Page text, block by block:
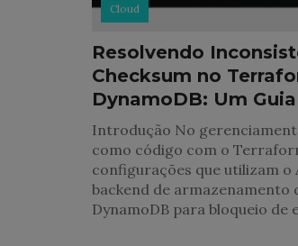
Cloud
Resolvendo
Checksum no
DynamoDB: Um
Introdução No
como código com o
configurações que utilizam o
backend de armazenamento
DynamoDB para bloqueio de